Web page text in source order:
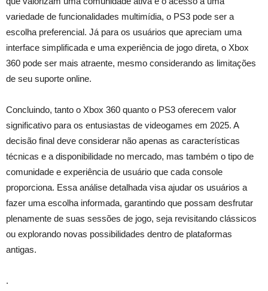
variedade de funcionalidades multimídia, o PS3 pode ser a
escolha preferencial. Já para os usuários que apreciam uma
interface simplificada e uma experiência de jogo direta, o Xbox
360 pode ser mais atraente, mesmo considerando as limitações
de seu suporte online.
Concluindo, tanto o Xbox 360 quanto o PS3 oferecem valor
significativo para os entusiastas de videogames em 2025. A
decisão final deve considerar não apenas as características
técnicas e a disponibilidade no mercado, mas também o tipo de
comunidade e experiência de usuário que cada console
proporciona. Essa análise detalhada visa ajudar os usuários a
fazer uma escolha informada, garantindo que possam desfrutar
plenamente de suas sessões de jogo, seja revisitando clássicos
ou explorando novas possibilidades dentro de plataformas
antigas.
.